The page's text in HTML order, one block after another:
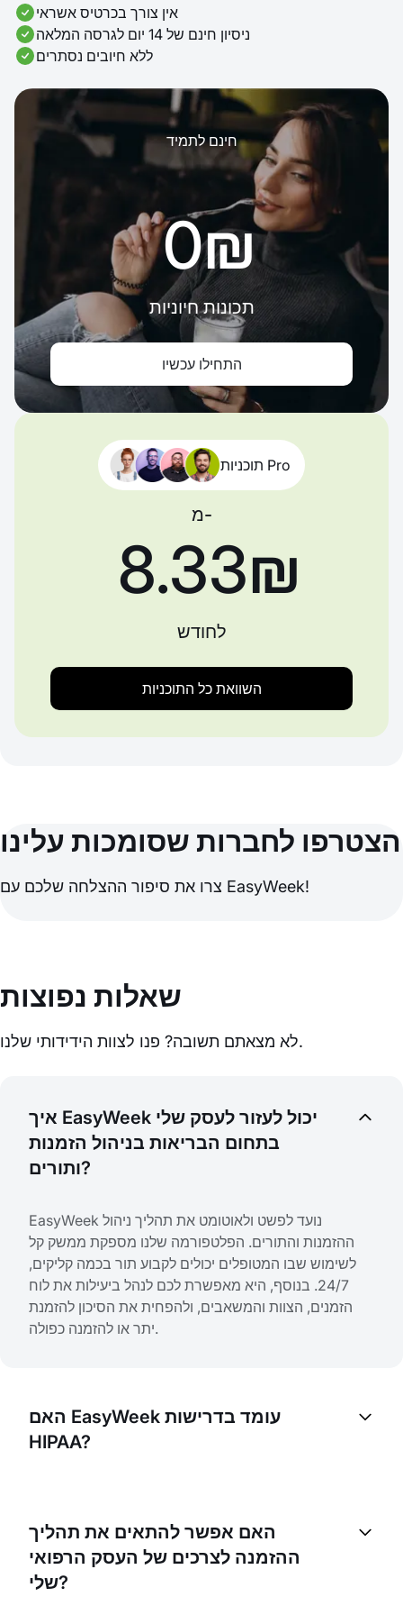
אין צורך בכרטיס אשראי
ניסיון חינם של 14 יום לגרסה המלאה
ללא חיובים נסתרים
חינם לתמיד
‏0 ‏₪
תכונות חיוניות
התחילו עכשיו
תוכניות Pro
מ-
‏8.33 ‏₪
לחודש
השוואת כל התוכניות
הצטרפו לחברות שסומכות עלינו
צרו את סיפור ההצלחה שלכם עם EasyWeek!
שאלות נפוצות
לא מצאתם תשובה? פנו לצוות הידידותי שלנו.
איך EasyWeek יכול לעזור לעסק שלי
בתחום הבריאות בניהול הזמנות
ותורים?
EasyWeek נועד לפשט ולאוטומט את תהליך ניהול
ההזמנות והתורים. הפלטפורמה שלנו מספקת ממשק קל
לשימוש שבו המטופלים יכולים לקבוע תור בכמה קליקים,
24/7. בנוסף, היא מאפשרת לכם לנהל ביעילות את לוח
הזמנים, הצוות והמשאבים, ולהפחית את הסיכון להזמנת
יתר או להזמנה כפולה.
האם EasyWeek עומד בדרישות
HIPAA?
ממליצים לכל עסק לוודא את דרישות הציות הנדרשות
בהתאם לצרכים הספציפיים שלו.
האם אפשר להתאים את תהליך
ההזמנה לצרכים של העסק הרפואי
שלי?